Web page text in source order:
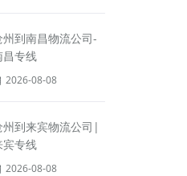
州到南昌物流公司-
昌专线
2026-08-08
州到来宾物流公司|
宾专线
2026-08-08